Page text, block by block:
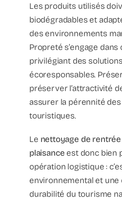
Les produits utilisés
biodégradables et
des environnements
Propreté s’engage
privilégiant des solutions
écoresponsables.
préserver l’attractivité
assurer la pérennité
touristiques.
Le nettoyage de
plaisance est donc bien
opération logistique :
environnemental et une
durabilité du tourisme